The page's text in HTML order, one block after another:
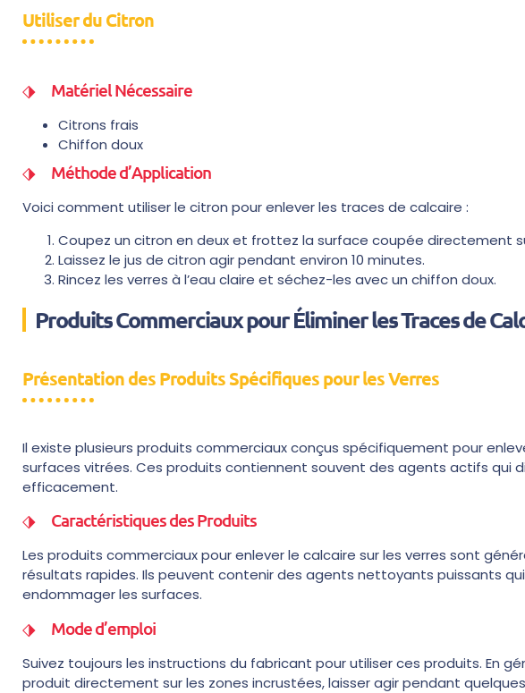
Utiliser du Citron
Matériel Nécessaire
Citrons frais
Chiffon doux
Méthode d’Application
Voici comment utiliser le citron pour enlever les traces de calcaire :
Coupez un citron en deux et frottez la surface coupée directement
Laissez le jus de citron agir pendant environ 10 minutes.
Rincez les verres à l’eau claire et séchez-les avec un chiffon doux.
Produits Commerciaux pour Éliminer les Traces de
Présentation des Produits Spécifiques pour les Verres
Il existe plusieurs produits commerciaux conçus spécifiquement pour
surfaces vitrées. Ces produits contiennent souvent des agents actifs qui
efficacement.
Caractéristiques des Produits
Les produits commerciaux pour enlever le calcaire sur les verres sont
résultats rapides. Ils peuvent contenir des agents nettoyants puissants
endommager les surfaces.
Mode d’emploi
Suivez toujours les instructions du fabricant pour utiliser ces produits. En
produit directement sur les zones incrustées, laisser agir pendant